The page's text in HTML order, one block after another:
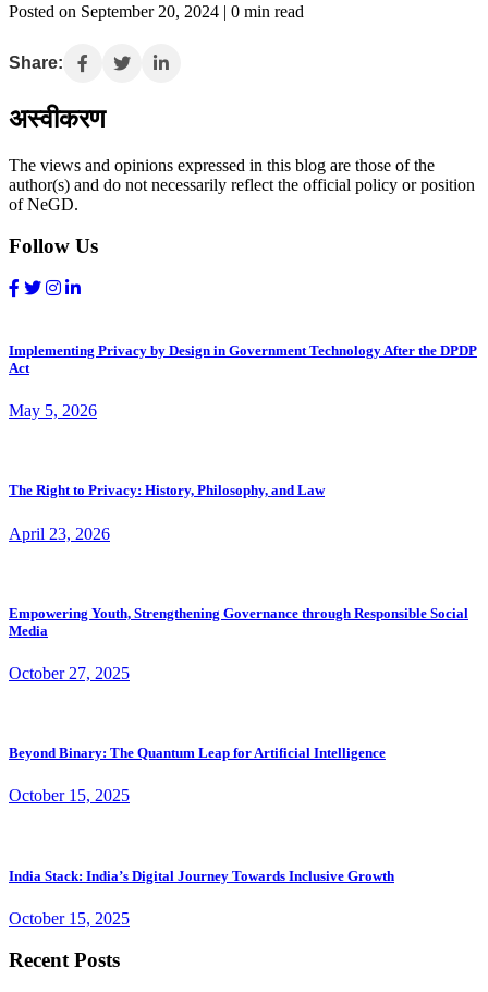
Posted on September 20, 2024 | 0 min read
Share:
अस्वीकरण
The views and opinions expressed in this blog are those of the
author(s) and do not necessarily reflect the official policy or position
of NeGD.
Follow Us
Implementing Privacy by Design in Government Technology After the DPDP
Act
May 5, 2026
The Right to Privacy: History, Philosophy, and Law
April 23, 2026
Empowering Youth, Strengthening Governance through Responsible Social
Media
October 27, 2025
Beyond Binary: The Quantum Leap for Artificial Intelligence
October 15, 2025
India Stack: India’s Digital Journey Towards Inclusive Growth
October 15, 2025
Recent Posts